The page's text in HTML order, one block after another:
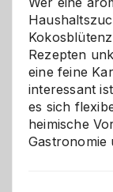
Rezepten
eine feine
interessant
es sich
heimische
Gastronomie